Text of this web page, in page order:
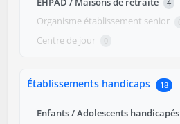
4
Organisme établissement senior 0
Centre de jour 0
Établissements handicaps 18
Enfants / Adolescents handicapés